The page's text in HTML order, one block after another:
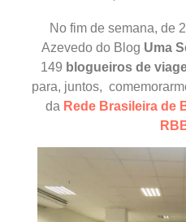
No fim de semana, de
Azevedo do Blog Uma
149 blogueiros de
para, juntos,
da Rede Brasileira de